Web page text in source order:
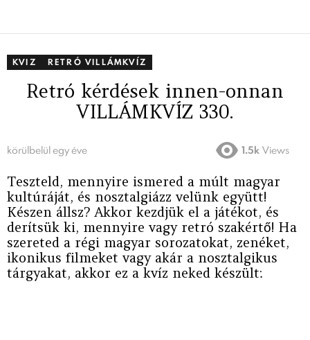
KVIZ RETRÓ VILLÁMKVÍZ
Retró kérdések innen-onnan
VILLÁMKVÍZ 330.
körülbelül egy éve 1.5k Views
Teszteld, mennyire ismered a múlt magyar
kultúráját, és nosztalgiázz velünk együtt!
Készen állsz? Akkor kezdjük el a játékot, és
derítsük ki, mennyire vagy retró szakértő! Ha
szereted a régi magyar sorozatokat, zenéket,
ikonikus filmeket vagy akár a nosztalgikus
tárgyakat, akkor ez a kvíz neked készült: